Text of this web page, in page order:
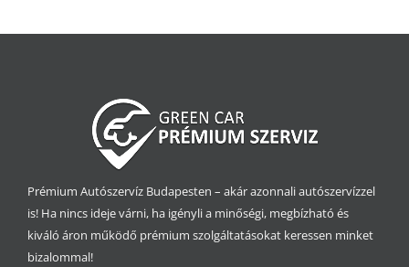
Prémium Autószervíz Budapesten – akár azonnali autószervízzel
is! Ha nincs ideje várni, ha igényli a minőségi, megbízható és
kiváló áron működő prémium szolgáltatásokat keressen minket
bizalommal!